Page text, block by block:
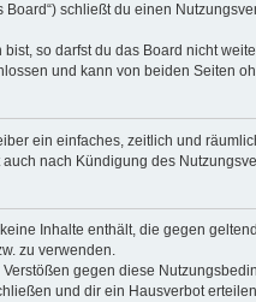
Board“) schließt du einen
so darfst du das Board nicht
und kann von beiden Seiten
ein einfaches, zeitlich und
nach Kündigung des
Inhalte enthält, die gegen
zu verwenden.
gegen diese
und dir ein Hausverbot